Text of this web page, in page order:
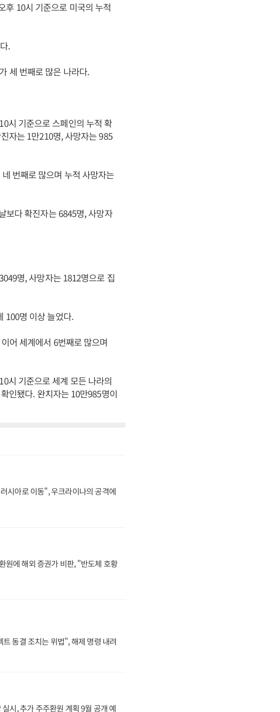
후 10시 기준으로 미국의 누적
.
세 번째로 많은 나라다.
시 기준으로 스페인의 누적 확
자는 1만210명, 사망자는 985
번째로 많으며 누적 사망자는
보다 확진자는 6845명, 사망자
명, 사망자는 1812명으로 집
100명 이상 늘었다.
어 세계에서 6번째로 많으며
시 기준으로 세계 모든 나라의
인됐다. 완치자는 10만985명이
시아로 이동", 우크라이나의 공격에
원에 해외 증권가 비판, "반도체 호황
동결 조치는 위법", 해제 명령 내려
시, 추가 주주환원 계획 9월 공개 예